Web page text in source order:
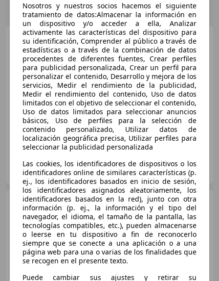
Renault Clio dCi Evolution
74kW
€ 15.990 1
Sincomparación
05/2025 5.000 km Diésel 74 kW (101 CV)
CARPLUS SEVILLA
ES-41007 SEVILLA
Renault CliodCi Evolution
74kW
€ 15.990 1
Súper
Nosotros y nuestros socios hacemos el siguiente
tratamiento de datos:Almacenar la información en
un dispositivo y/o acceder a ella, Analizar
activamente las características del dispositivo para
su identificación, Comprender al público a través de
estadísticas o a través de la combinación de datos
procedentes de diferentes fuentes, Crear perfiles
para publicidad personalizada, Crear un perfil para
personalizar el contenido, Desarrollo y mejora de los
servicios, Medir el rendimiento de la publicidad,
Medir el rendimiento del contenido, Uso de datos
limitados con el objetivo de seleccionar el contenido,
Uso de datos limitados para seleccionar anuncios
básicos, Uso de perfiles para la selección de
contenido personalizado, Utilizar datos de
localización geográfica precisa, Utilizar perfiles para
seleccionar la publicidad personalizada
Las cookies, los identificadores de dispositivos o los
identificadores online de similares características (p.
ej., los identificadores basados en inicio de sesión,
los identificadores asignados aleatoriamente, los
identificadores basados en la red), junto con otra
información (p. ej., la información y el tipo del
navegador, el idioma, el tamaño de la pantalla, las
tecnologías compatibles, etc.), pueden almacenarse
o leerse en tu dispositivo a fin de reconocerlo
siempre que se conecte a una aplicación o a una
página web para una o varias de los finalidades que
se recogen en el presente texto.
Puede cambiar sus ajustes y retirar su